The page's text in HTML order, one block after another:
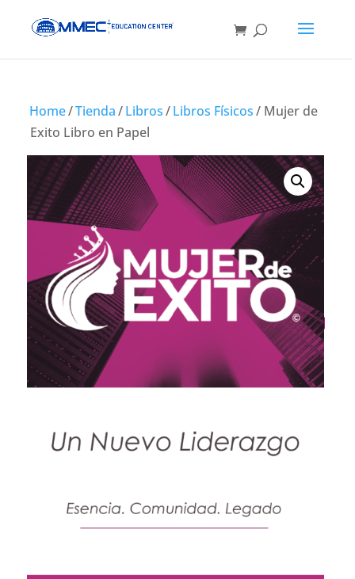
Home/Tienda/Libros/Libros Físicos/ Mujer de
Exito Libro en Papel